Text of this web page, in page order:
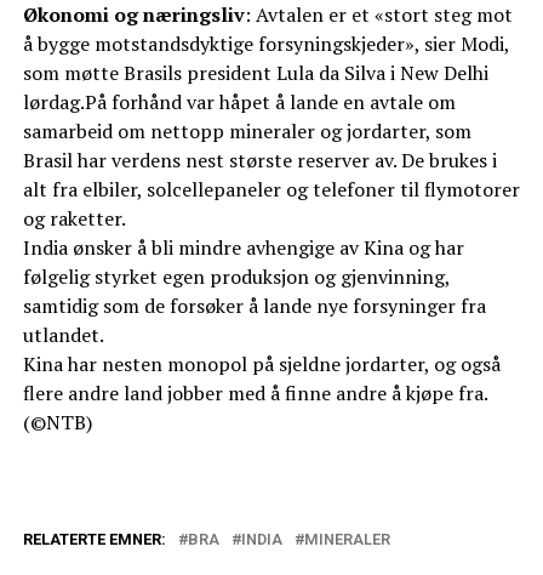
Økonomi og næringsliv: Avtalen er et «stort steg mot
å bygge motstandsdyktige forsyningskjeder», sier Modi,
som møtte Brasils president Lula da Silva i New Delhi
lørdag.På forhånd var håpet å lande en avtale om
samarbeid om nettopp mineraler og jordarter, som
Brasil har verdens nest største reserver av. De brukes i
alt fra elbiler, solcellepaneler og telefoner til flymotorer
og raketter.
India ønsker å bli mindre avhengige av Kina og har
følgelig styrket egen produksjon og gjenvinning,
samtidig som de forsøker å lande nye forsyninger fra
utlandet.
Kina har nesten monopol på sjeldne jordarter, og også
flere andre land jobber med å finne andre å kjøpe fra.
(©NTB)
RELATERTE EMNER: BRA INDIA MINERALER